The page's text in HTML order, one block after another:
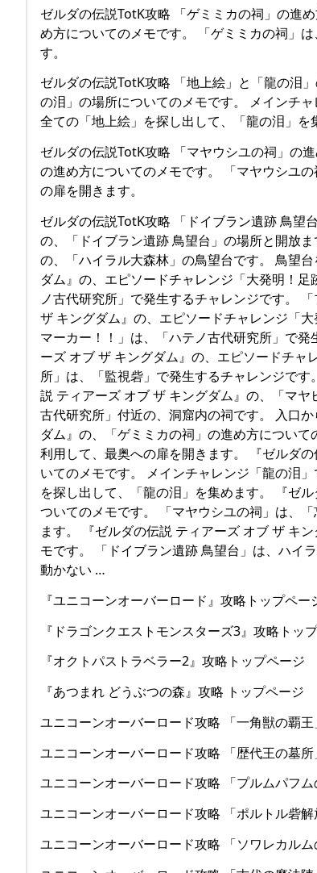
ゼルダの伝説TotK攻略 「ゲミミカの祠」の進
め方についてのメモです。 「ゲミミカの祠」
す。
ゼルダの伝説TotK攻略 「地上絵」と「龍の泪
の泪」の場所についてのメモです。 メインチ
全ての「地上絵」を探し出して、「龍の泪」を
ゼルダの伝説TotK攻略 「マヤウシユの祠」の
の進め方についてのメモです。 「マヤウシユ
の扉を開きます。
ゼルダの伝説TotK攻略 「ドイブラン遺跡 鳥望
の、「ドイブラン遺跡 鳥望台」の場所と開放
の、「ハイラル大森林」の鳥望台です。 鳥望
ダム』の、エピソードチャレンジ「大発明！
ノ古代研究所」で発生するチャレンジです。
ザ キングダム』の、エピソードチャレンジ「
マーカー！！」は、「ハテノ古代研究所」で
ーズ オブ ザ キングダム』の、エピソードチ
所」は、「監視砦」で発生するチャレンジで
説 ティアーズ オブ ザ キングダム』の、「マ
古代研究所」付近の、洞窟内の祠です。 入口
ダム』の、「ゲミミカの祠」の進め方につい
利用して、最奥への扉を開きます。 『ゼルダ
いてのメモです。 メインチャレンジ「龍の泪
を探し出して、「龍の泪」を集めます。 『ゼ
ついてのメモです。 「マヤウシユの祠」は、
ます。 『ゼルダの伝説 ティアーズ オブ ザ キ
モです。 「ドイブラン遺跡 鳥望台」は、ハイ
動かない …
『ユニコーンオーバーロード』攻略トップペー
『ドラゴンクエストモンスターズ3』攻略トッ
『オクトパストラベラー2』攻略トップページ
『あつまれ どうぶつの森』攻略 トップページ
ユニコーンオーバーロード攻略 「一角獣の覇
ユニコーンオーバーロード攻略 「歴代王の墓
ユニコーンオーバーロード攻略 「プルムパフ
ユニコーンオーバーロード攻略 「ポルトル砦
ユニコーンオーバーロード攻略 「ソワレカル